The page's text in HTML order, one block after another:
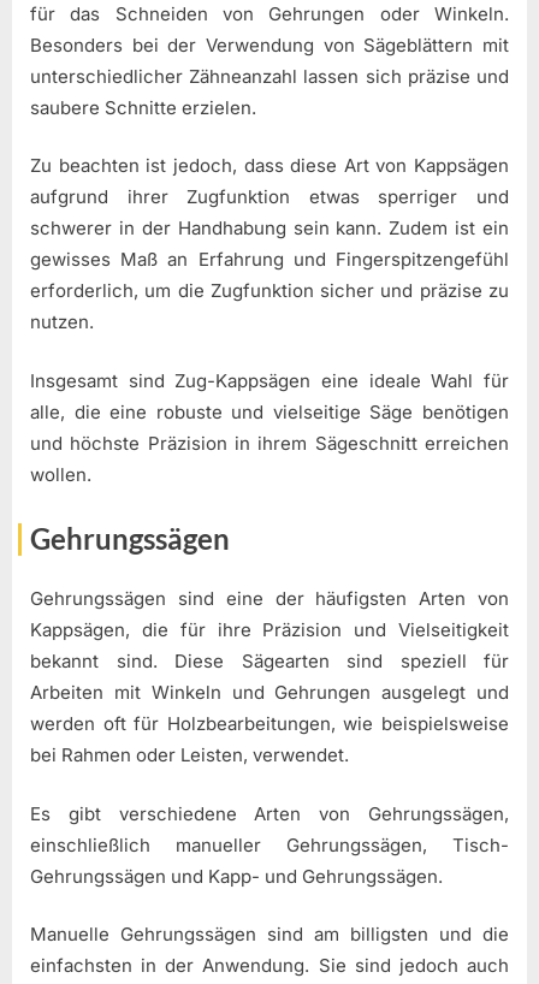
für das Schneiden von Gehrungen oder Winkeln.
Besonders bei der Verwendung von Sägeblättern mit
unterschiedlicher Zähneanzahl lassen sich präzise und
saubere Schnitte erzielen.
Zu beachten ist jedoch, dass diese Art von Kappsägen
aufgrund ihrer Zugfunktion etwas sperriger und
schwerer in der Handhabung sein kann. Zudem ist ein
gewisses Maß an Erfahrung und Fingerspitzengefühl
erforderlich, um die Zugfunktion sicher und präzise zu
nutzen.
Insgesamt sind Zug-Kappsägen eine ideale Wahl für
alle, die eine robuste und vielseitige Säge benötigen
und höchste Präzision in ihrem Sägeschnitt erreichen
wollen.
Gehrungssägen
Gehrungssägen sind eine der häufigsten Arten von
Kappsägen, die für ihre Präzision und Vielseitigkeit
bekannt sind. Diese Sägearten sind speziell für
Arbeiten mit Winkeln und Gehrungen ausgelegt und
werden oft für Holzbearbeitungen, wie beispielsweise
bei Rahmen oder Leisten, verwendet.
Es gibt verschiedene Arten von Gehrungssägen,
einschließlich manueller Gehrungssägen, Tisch-
Gehrungssägen und Kapp- und Gehrungssägen.
Manuelle Gehrungssägen sind am billigsten und die
einfachsten in der Anwendung. Sie sind jedoch auch